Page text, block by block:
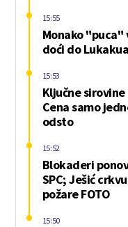
Monako "puca"
doći do
15:55
Ključne
Cena samo
odsto
15:53
Blokaderi
SPC; Ješić
požare FOTO
15:52
15:50